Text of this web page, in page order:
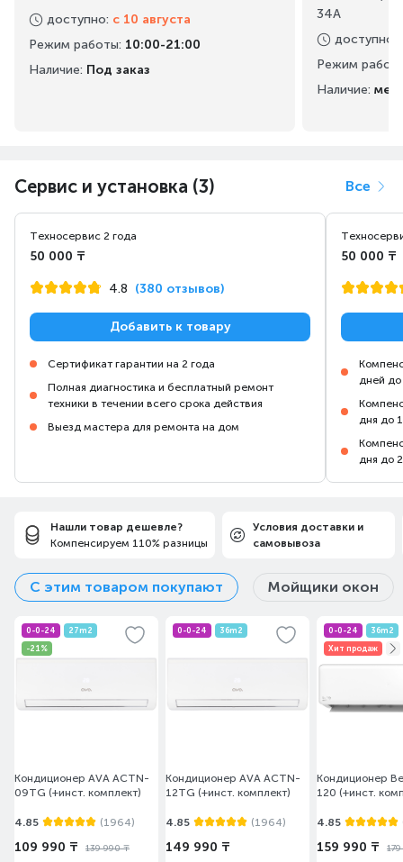
доступно: с 10 августа
Режим работы: 10:00-21:00
Наличие: Под заказ
34А
доступно
Режим
Наличие:
Сервис и установка (3) Все
Техносервис 2 года
50 000 ₸
4.8 (380 отзывов)
Добавить к товару
Сертификат гарантии на 2 года
Полная диагностика и бесплатный ремонт
техники в течении всего срока действия
Выезд мастера для ремонта на дом
50 000 ₸
дней до
дня до
дня до
Нашли товар дешевле?
Компенсируем 110% разницы
Условия доставки и
самовывоза
С этим товаром покупают Мойщики окон
0-0-24
27m2
-21%
Кондиционер AVA ACTN-
09TG (+инст. комплект)
4.85 (1964)
109 990 ₸ 139 990 ₸
0-0-24 36m2
Кондиционер AVA ACTN-
12TG (+инст. комплект)
4.85 (1964)
149 990 ₸
0-0-24
36m2
Хит продаж
Кондиционер
120 (+инст.
4.85
159 990 ₸